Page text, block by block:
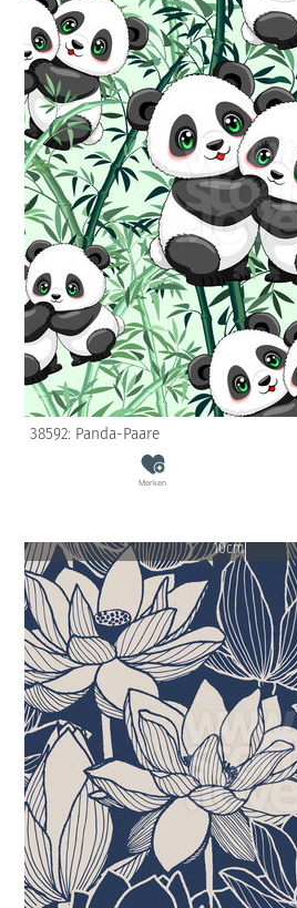
38592: Panda-Paare
Merken
10cm